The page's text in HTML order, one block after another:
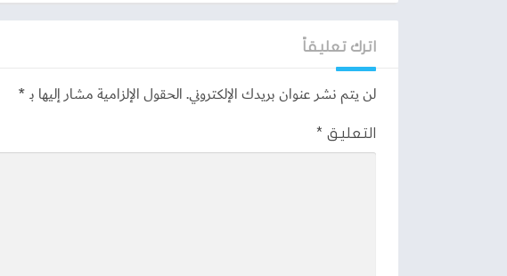
اترك تعليقاً
لن يتم نشر عنوان بريدك الإلكتروني.الحقول الإلزامية مشار إليها بـ*
التعليق *